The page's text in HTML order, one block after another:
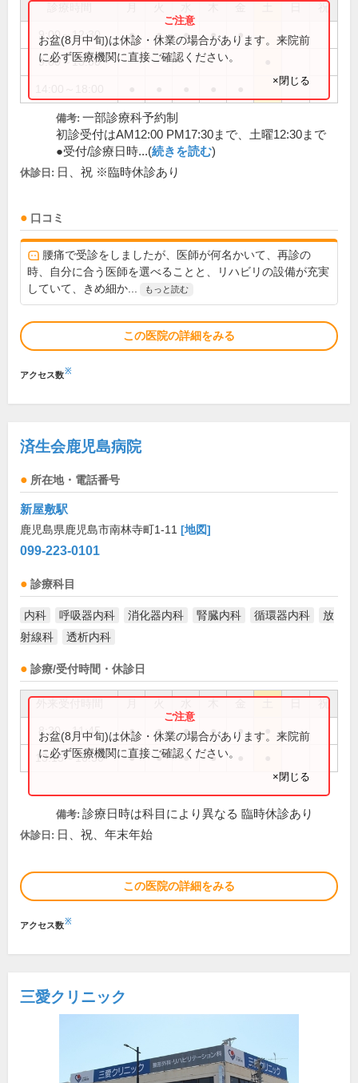
祝
9:00～12:30 ● ● ● ● ●
9:00～13:00
お盆(8月中旬)は休診・休業の場合があります。来院前
に必ず医療機関に直接ご確認ください。
×閉じる
備考: 一部診療科予約制
初診受付はAM12:00 PM17:30まで、土曜12:30まで
●受付/診療日時...(続きを読む)
休診日: 日、祝 ※臨時休診あり
口コミ
腰痛で受診をしましたが、医師が何名かいて、再診の
時、自分に合う医師を選べることと、リハビリの設備が充実
していて、きめ細か...
もっと読む
この医院の詳細をみる
アクセス数※
済生会鹿児島病院
所在地・電話番号
新屋敷駅
鹿児島県鹿児島市南林寺町1-11 [地図]
099-223-0101
診療科目
内科 呼吸器内科 消化器内科 腎臓内科 循環器内科
放
射線科
透析内科
診療/受付時間・休診日
祝
8:30～11:45 ● ● ● ● ●
13:15～16:50 ● ● ● ●
お盆(8月中旬)は休診・休業の場合があります。来院前
に必ず医療機関に直接ご確認ください。
×閉じる
備考: 診療日時は科目により異なる 臨時休診あり
休診日: 日、祝、年末年始
この医院の詳細をみる
アクセス数※
三愛クリニック